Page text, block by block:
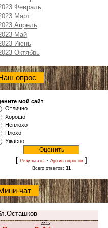
Февраль
Март
Апрель
Май
Июнь
Октябрь
опрос
мой сайт
Отлично
Хорошо
Неплохо
Плохо
Ужасно
[ Результаты · Архив опросов ]
Всего ответов: 31
чат